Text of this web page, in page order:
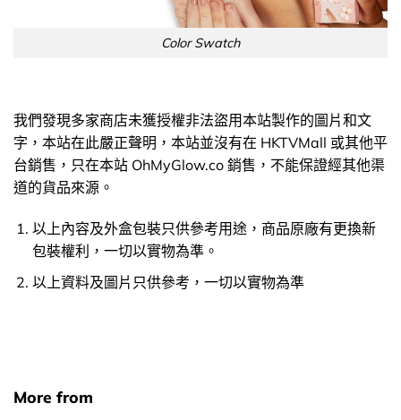
Color Swatch
我們發現多家商店未獲授權非法盜用本站製作的圖片和文
字，本站在此嚴正聲明，本站並沒有在 HKTVMall 或其他平
台銷售，只在本站 OhMyGlow.co 銷售，不能保證經其他渠
道的貨品來源。
以上內容及外盒包裝只供參考用途，商品原廠有更換新
包裝權利，一切以實物為準。
以上資料及圖片只供參考，一切以實物為準
More from